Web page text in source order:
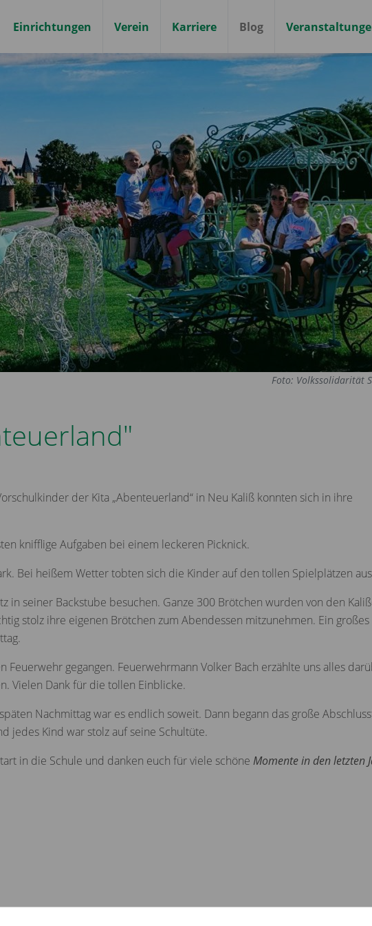
Einrichtungen Verein Karriere Blog
Foto: Volkssolidarität
der Kita „Abenteuerland“ in Neu Kaliß konnten sich in ihre
knifflige Aufgaben bei einem leckeren Picknick.
Bei heißem Wetter tobten sich die Kinder auf den tollen Spielplätzen
in seiner Backstube besuchen. Ganze 300 Brötchen wurden von den
stolz ihre eigenen Brötchen zum Abendessen mitzunehmen. Ein großes
Feuerwehr gegangen. Feuerwehrmann Volker Bach erzählte uns alles
Vielen Dank für die tollen Einblicke.
Nachmittag war es endlich soweit. Dann begann das große
jedes Kind war stolz auf seine Schultüte.
in die Schule und danken euch für viele schöne Momente in den letzten